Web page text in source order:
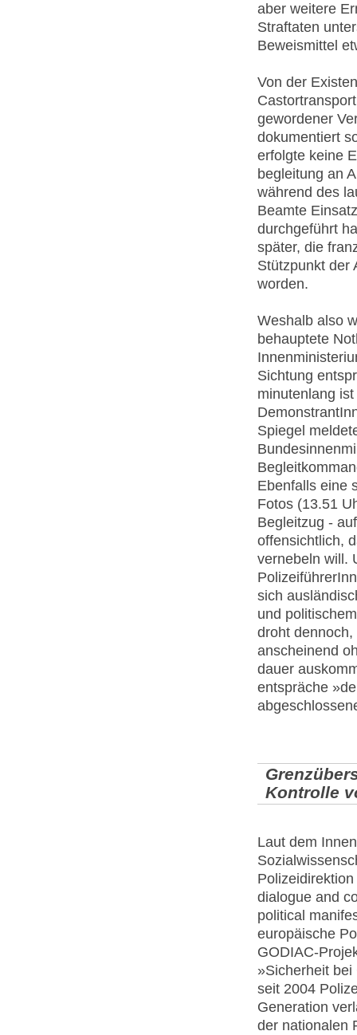
aber weitere
Straftaten
Beweismittel
Von der
gewordener
dokumentiert
erfolgte keine
begleitung an
während des
Beamte
durchgeführt
später, die
Stützpunkt der
worden.
Weshalb also
behauptete
Sichtung
minutenlang
Spiegel
Ebenfalls eine
Fotos (13.51
Begleitzug -
offensichtlich,
vernebeln will.
sich
und
droht
anscheinend
dauer
entspräche
Kontrolle
Laut dem
dialogue and
political
europäische
GODIAC-
»Sicherheit
seit 2004
Generation
der nationalen